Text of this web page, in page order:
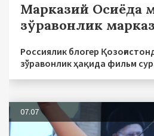
Марказий Осиёда
зўравонлик
Россиялик блогер
зўравонлик ҳақида фильм
07.07